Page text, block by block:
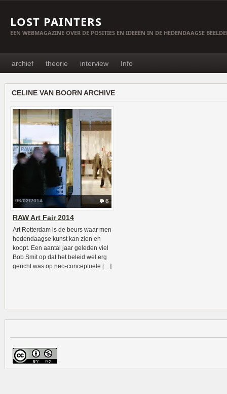
LOST PAINTERS
EEN WEBMAGAZINE OVER DE POSITIES EN IDEEËN IN DE HEDENDAAGSE
archief theorie interview Info
CELINE VAN BOORN ARCHIVE
6
06/02/2014
RAW Art Fair 2014
Art Rotterdam is de beurs waar men
hedendaagse kunst kan zien en
koopt. Een aantal jaar geleden viel
Bob Smit op dat het beleid wel erg
gericht was op neo-conceptuele […]